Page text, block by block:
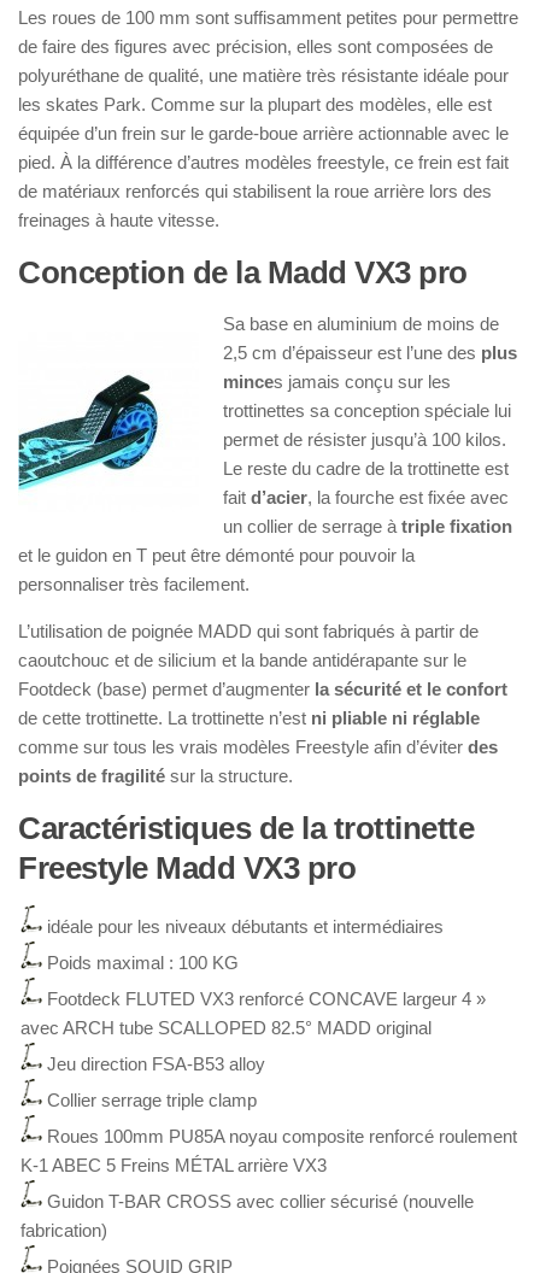
Les roues de 100 mm sont suffisamment petites pour permettre
de faire des figures avec précision, elles sont composées de
polyuréthane de qualité, une matière très résistante idéale pour
les skates Park. Comme sur la plupart des modèles, elle est
équipée d’un frein sur le garde-boue arrière actionnable avec le
pied. À la différence d’autres modèles freestyle, ce frein est fait
de matériaux renforcés qui stabilisent la roue arrière lors des
freinages à haute vitesse.
Conception de la Madd VX3 pro
Sa base en aluminium de moins de
2,5 cm d’épaisseur est l’une des plus
minces jamais conçu sur les
trottinettes sa conception spéciale lui
permet de résister jusqu’à 100 kilos.
Le reste du cadre de la trottinette est
fait d’acier, la fourche est fixée avec
un collier de serrage à triple fixation
et le guidon en T peut être démonté pour pouvoir la
personnaliser très facilement.
L’utilisation de poignée MADD qui sont fabriqués à partir de
caoutchouc et de silicium et la bande antidérapante sur le
Footdeck (base) permet d’augmenter la sécurité et le confort
de cette trottinette. La trottinette n’est ni pliable ni réglable
comme sur tous les vrais modèles Freestyle afin d’éviter des
points de fragilité sur la structure.
Caractéristiques de la trottinette
Freestyle Madd VX3 pro
idéale pour les niveaux débutants et intermédiaires
Poids maximal : 100 KG
Footdeck FLUTED VX3 renforcé CONCAVE largeur 4 »
avec ARCH tube SCALLOPED 82.5° MADD original
Jeu direction FSA-B53 alloy
Collier serrage triple clamp
Roues 100mm PU85A noyau composite renforcé roulement
K-1 ABEC 5 Freins MÉTAL arrière VX3
Guidon T-BAR CROSS avec collier sécurisé (nouvelle
fabrication)
Poignées SQUID GRIP